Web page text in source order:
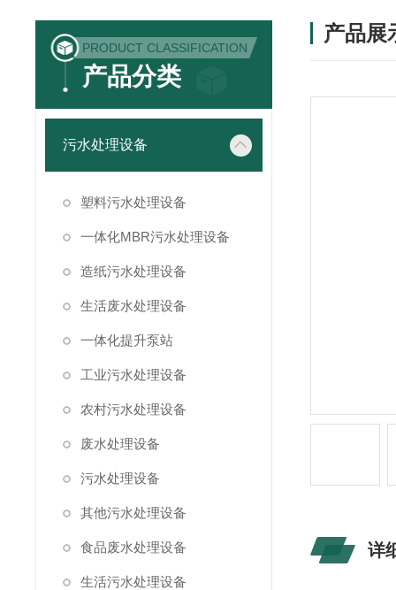
PRODUCT CLASSIFICATION
产品分类
污水处理设备
塑料污水处理设备
一体化MBR污水处理设备
造纸污水处理设备
生活废水处理设备
一体化提升泵站
工业污水处理设备
农村污水处理设备
废水处理设备
污水处理设备
其他污水处理设备
食品废水处理设备
生活污水处理设备
产品展
详